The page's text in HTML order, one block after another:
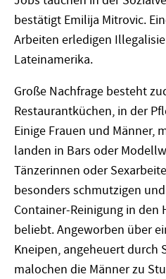
bestätigt Emilija Mitrovic.
Arbeiten erledigen
Lateinamerika.
Große Nachfrage besteht
Restaurantküchen, in der
Einige Frauen und Männer,
landen in Bars oder
Tänzerinnen oder
besonders schmutzigen
Container-Reinigung in den
beliebt. Angeworben über
Kneipen, angeheuert durch
malochen die Männer zu